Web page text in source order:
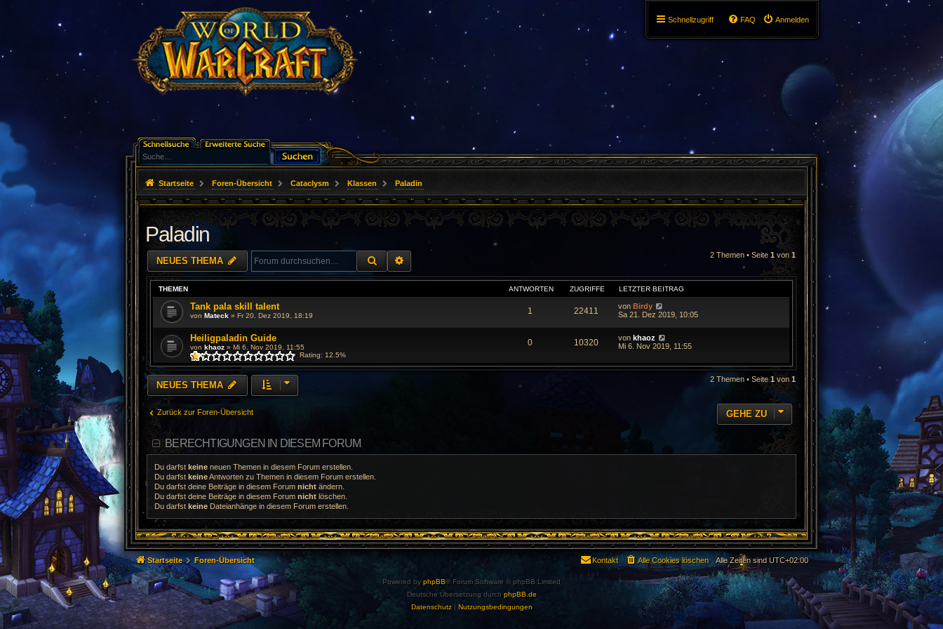
Schnellzugriff Anmelden
FAQ
Startseite Foren-Übersicht Cataclysm Klassen Paladin
Paladin
NEUES THEMA SUCHE 2 Themen • Seite 1 von 1
THEMEN ANTWORTEN ZUGRIFFE LETZTER BEITRAG
Tank pala skill talent
von Mateck » Fr 20. Dez 2019, 18:19 1 22411 von Birdy
Sa 21. Dez 2019, 10:05
Heiligpaladin Guide
von khaoz » Mi 6. Nov 2019, 11:55
Rating: 12.5%
0 10320 von khaoz
Mi 6. Nov 2019, 11:55
NEUES THEMA
2 Themen • Seite1 von 1
Zurück zur Foren-Übersicht GEHE ZU
BERECHTIGUNGEN IN DIESEM FORUM
Du darfst keine neuen Themen in diesem Forum erstellen.
Du darfst keineAntworten zu Themen in diesem Forum erstellen.
Du darfst deine Beiträge in diesem Forum nicht ändern.
Du darfst deine Beiträge in diesem Forum nicht löschen.
Du darfst keine Dateianhänge in diesem Forum erstellen.
Startseite Foren-Übersicht Alle Zeiten sind UTC+02:00
Alle Cookies löschen
Kontakt
Powered by phpBB® Forum Software © phpBB Limited
Deutsche Übersetzung durch phpBB.de
Datenschutz| Nutzungsbedingungen